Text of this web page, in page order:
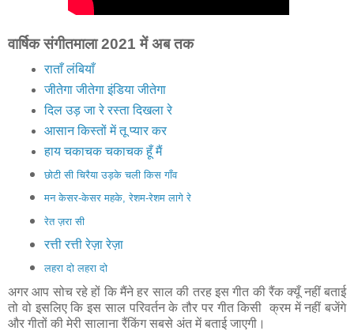
वार्षिक संगीतमाला 2021 में अब तक
राताँ लंबियाँ
जीतेगा जीतेगा इंडिया जीतेगा
दिल उड़ जा रे रस्ता दिखला रे
आसान किस्तों में तू प्यार कर
हाय चकाचक चकाचक हूँ मैं
छोटी सी चिरैया उड़के चली किस गाँव
मन केसर-केसर महके, रेशम-रेशम लागे रे
रेत ज़रा सी
रत्ती रत्ती रेज़ा रेज़ा
लहरा दो लहरा दो
अगर आप सोच रहे हों कि मैंने हर साल की तरह इस गीत की रैंक क्यूँ नहीं बताई
तो वो इसलिए कि इस साल परिवर्तन के तौर पर गीत किसी क्रम में नहीं बजेंगे
और गीतों की मेरी सालाना रैंकिंग सबसे अंत में बताई जाएगी।